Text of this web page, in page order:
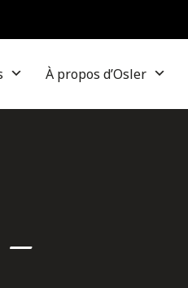
À propos d’Osler